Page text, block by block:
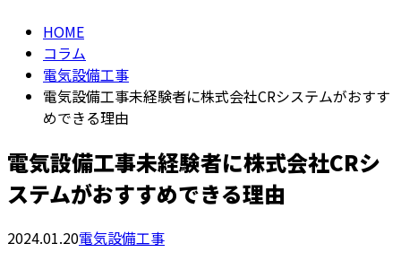
HOME
コラム
電気設備工事
電気設備工事未経験者に株式会社CRシステムがおすす
めできる理由
電気設備工事未経験者に株式会社CRシ
ステムがおすすめできる理由
2024.01.20電気設備工事